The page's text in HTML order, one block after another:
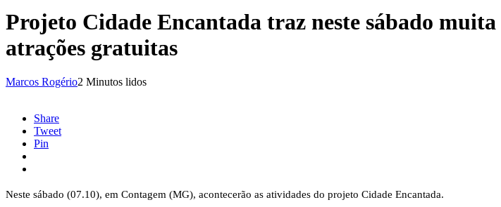
Projeto Cidade Encantada traz neste sábado
atrações gratuitas
Marcos Rogério2 Minutos lidos
Share
Tweet
Pin
Neste sábado (07.10), em Contagem (MG), acontecerão as atividades do projeto Cidade Encantada.